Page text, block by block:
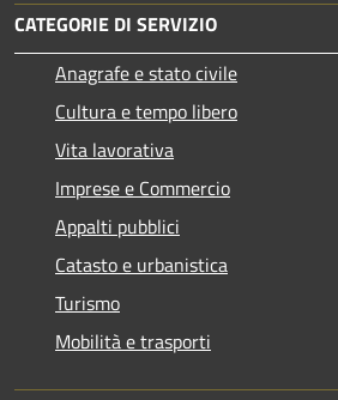
CATEGORIE DI SERVIZIO
Anagrafe e stato civile
Cultura e tempo libero
Vita lavorativa
Imprese e Commercio
Appalti pubblici
Catasto e urbanistica
Turismo
Mobilità e trasporti